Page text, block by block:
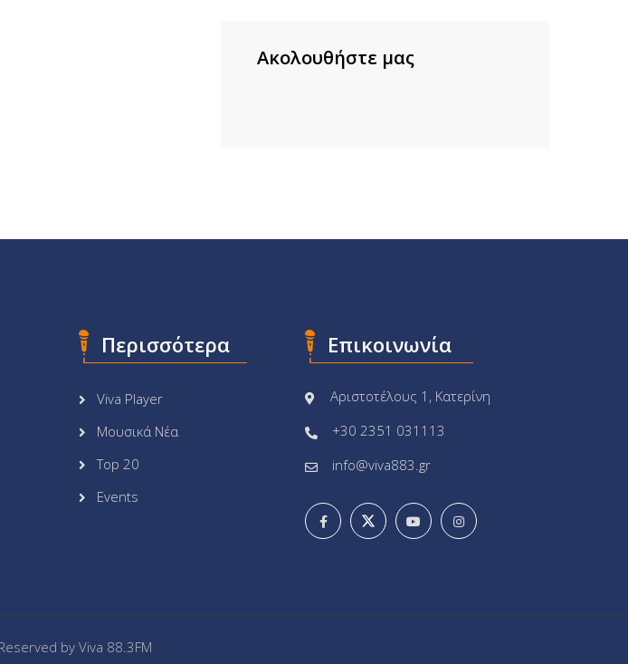
Ακολουθήστε μας
Περισσότερα
Viva Player
Μουσικά Νέα
Top 20
Events
Επικοινωνία
Αριστοτέλους 1, Κατερίνη
+30 2351 031113
info@viva883.gr
by Viva 88.3FM